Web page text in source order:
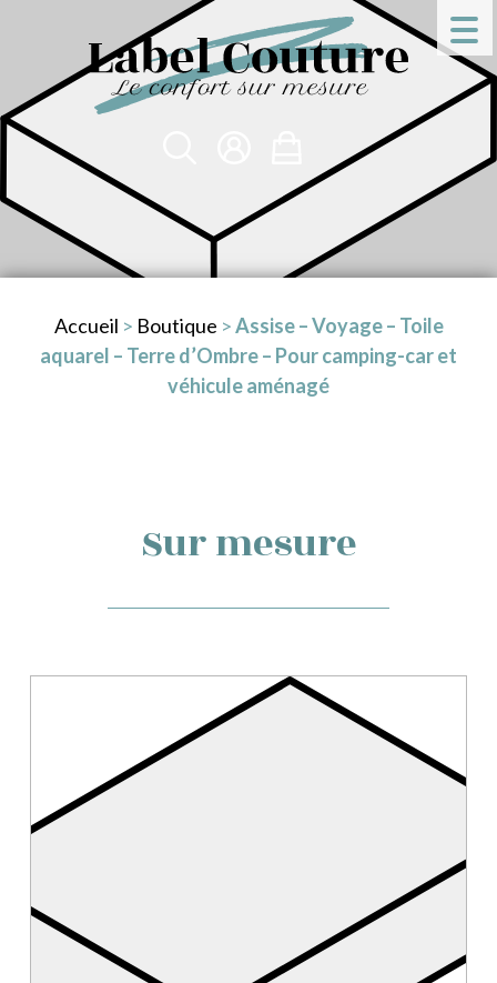
Accueil > Boutique >Assise – Voyage – Toile
aquarel – Terre d’Ombre – Pour camping-car et
véhicule aménagé
Sur mesure